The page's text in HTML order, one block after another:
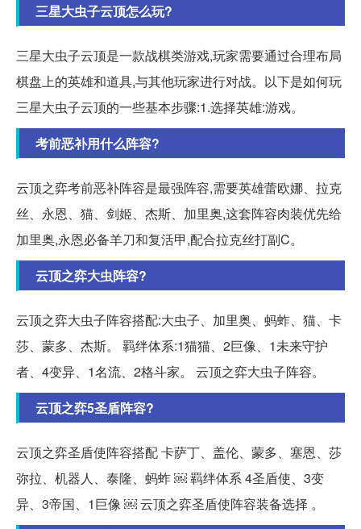
三星大虫子云顶怎么玩?
三星大虫子云顶是一款战棋类游戏,玩家需要通过合理布局
棋盘上的英雄和道具,与其他玩家进行对战。以下是如何玩
三星大虫子云顶的一些基本步骤:1.选择英雄:游戏。
考前恶补用什么阵容?
云顶之弈考前恶补阵容是最强阵容,需要英雄蕾欧娜、拉克
丝、永恩、猫、剑姬、杰斯、加里奥,这套阵容肉装优先给
加里奥,永恩必备羊刀和复活甲,配合拉克丝打副C。
云顶之弈大虫阵容?
云顶之弈大虫子阵容搭配:大虫子、加里奥、蚂蚱、猫、卡
莎、蒙多、杰斯。 羁绊体系:1猫猫、2巨像、1未来守护
者、4变异、1名流、2格斗家。 云顶之弈大虫子阵容。
云顶之弈5圣盾阵容?
云顶之弈圣盾使阵容搭配 卡萨丁、盖伦、蒙多、塞恩、莎
弥拉、机器人、泰隆、蚂蚱 ￼ 羁绊体系 4圣盾使、3变
异、3帝国、1巨像 ￼ 云顶之弈圣盾使阵容装备选择 。